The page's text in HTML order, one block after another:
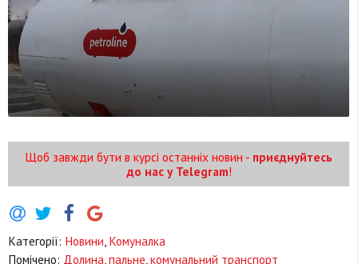
Щоб завжди бути в курсі останніх новин - приєднуйтесь
до нас у Telegram!
Категорії: Новини, Комуналка
Помічено: Долина,пальне,комунальний транспорт